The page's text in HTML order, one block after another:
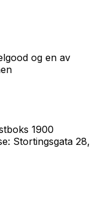
og en av
1900
Stortingsgata 28,